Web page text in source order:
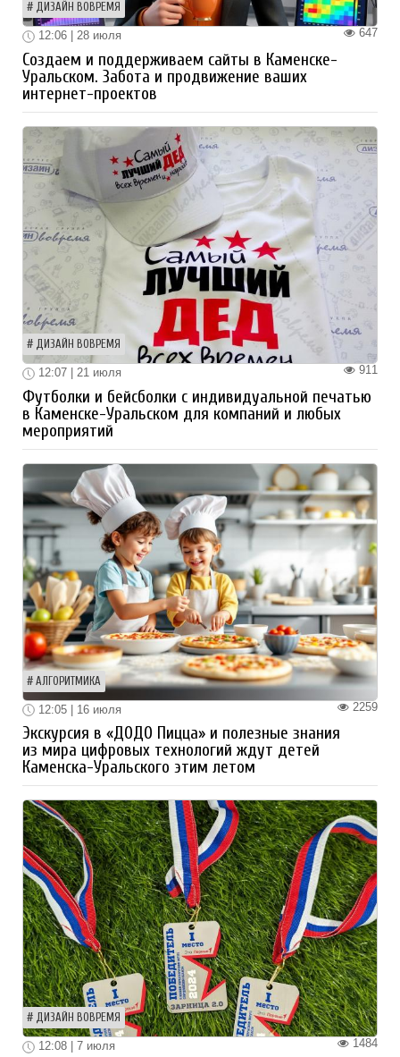
ДИЗАЙН ВОВРЕМЯ
647
12:06 | 28 июля
Создаем и поддерживаем сайты в Каменске-
Уральском. Забота и продвижение ваших
интернет-проектов
ДИЗАЙН ВОВРЕМЯ
911
12:07 | 21 июля
Футболки и бейсболки с индивидуальной печатью
в Каменске-Уральском для компаний и любых
мероприятий
АЛГОРИТМИКА
2259
12:05 | 16 июля
Экскурсия в «ДОДО Пицца» и полезные знания
из мира цифровых технологий ждут детей
Каменска-Уральского этим летом
ДИЗАЙН ВОВРЕМЯ
1484
12:08 | 7 июля